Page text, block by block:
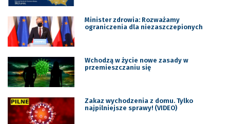
Minister zdrowia: Rozważamy
ograniczenia dla niezaszczepionych
Wchodzą w życie nowe zasady w
przemieszczaniu się
Zakaz wychodzenia z domu. Tylko
najpilniejsze sprawy! (VIDEO)